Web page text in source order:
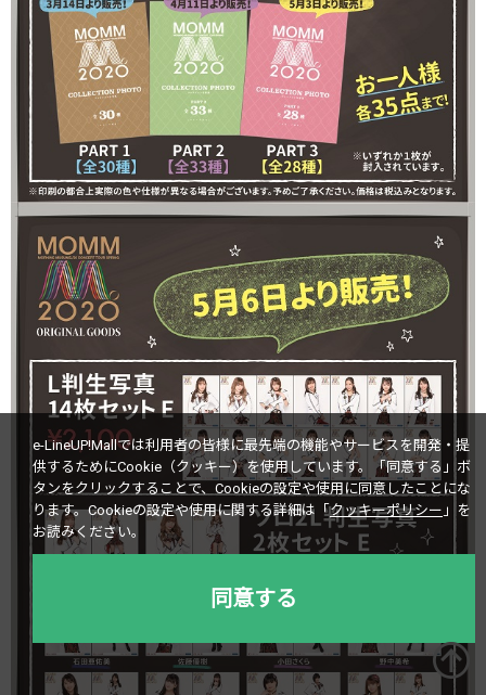
e-LineUP!Mallでは利用者の皆様に最先端の機能やサービスを開発・提
供するためにCookie（クッキー）を使用しています。
「同意する」ボ
タンをクリックすることで、Cookieの設定や使用に同意したことにな
ります。Cookieの設定や使用に関する詳細は「クッキーポリシー 」を
お読みください。
同意する